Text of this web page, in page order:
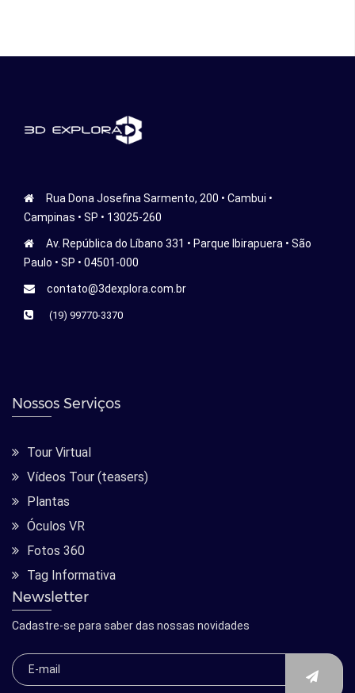
Rua Dona Josefina Sarmento, 200 • Cambui •
Campinas • SP • 13025-260
Av. República do Líbano 331 • Parque Ibirapuera • São
Paulo • SP • 04501-000
contato@3dexplora.com.br
(19) 99770-3370
Nossos Serviços
Tour Virtual
Vídeos Tour (teasers)
Plantas
Óculos VR
Fotos 360
Tag Informativa
Newsletter
Cadastre-se para saber das nossas novidades